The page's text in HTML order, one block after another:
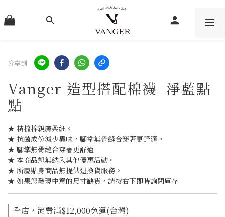
分享到
Vanger 造型搭配棉襪_淨藍點
點
★ 精梳棉親膚柔細。
★ 抗菌成份減少異味，腳掌無骨縫合穿著更舒適。
★ 腳掌無骨縫合穿著更舒適
★ 本商品恕無納入其他優惠活動。
★ 所屬貼身商品無提供退換貨服務。
★ 如果您發現中意的尺寸缺貨，請按右下即時詢問庫存
全店，消費滿$12,000免運(台灣)